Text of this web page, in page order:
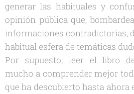
generar las habituales y
opinión pública que,
informaciones contradictorias,
habitual esfera de temáticas
Por supuesto, leer el libro
mucho a comprender mejor
que ha descubierto hasta